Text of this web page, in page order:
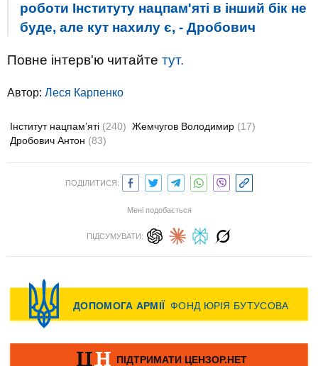
роботи Інституту нацпам'яті в інший бік не
буде, але кут нахилу є, - Дробович
Повне інтерв'ю читайте тут.
Автор: Леся Карпенко
Інститут нацпам’яті (240) Жемчугов Володимир (17)
Дробович Антон (83)
ПОДІЛИТИСЯ:
Мені подобається
ПІДСУМУВАТИ: